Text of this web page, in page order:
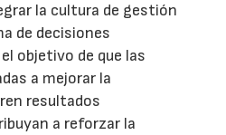
la cultura de gestión
de decisiones
objetivo de que las
a mejorar la
resultados
a reforzar la